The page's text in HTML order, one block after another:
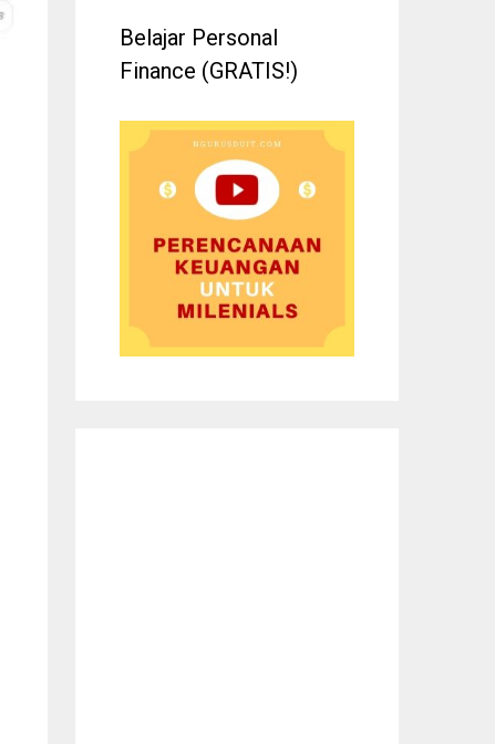
Belajar Personal
Finance (GRATIS!)